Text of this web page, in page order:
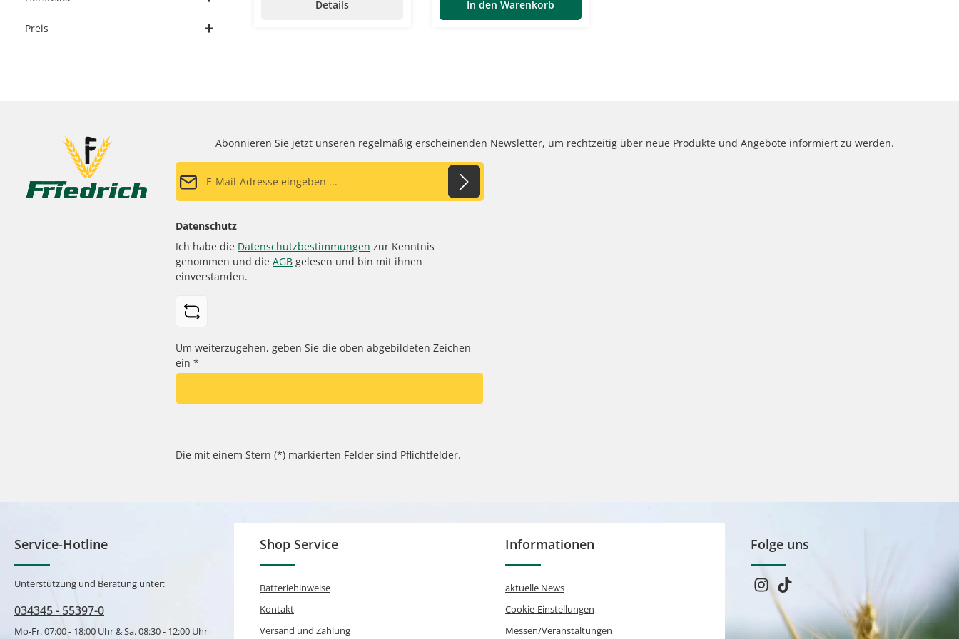
Preis
Details
BodenmontageMaße: 153cm
In den Warenkorb
Abonnieren Sie jetzt unseren regelmäßig erscheinenden Newsletter, um rechtzeitig über neue Produkte und Angebote informiert zu werden.
E-Mail-Adresse*
Datenschutz
Ich habe die Datenschutzbestimmungen zur Kenntnis
genommen und dieAGB gelesen und bin mit ihnen
einverstanden.
Um weiterzugehen, geben Sie die oben abgebildeten Zeichen
ein*
Die mit einem Stern (*) markierten Felder sind Pflichtfelder.
Service-Hotline
Unterstützung und Beratung unter:
034345 - 55397-0
Mo-Fr. 07:00 - 18:00 Uhr & Sa. 08:30 - 12:00 Uhr
Shop Service
Batteriehinweise
Kontakt
Versand und Zahlung
Informationen
aktuelle News
Cookie-Einstellungen
Messen/Veranstaltungen
Folge uns